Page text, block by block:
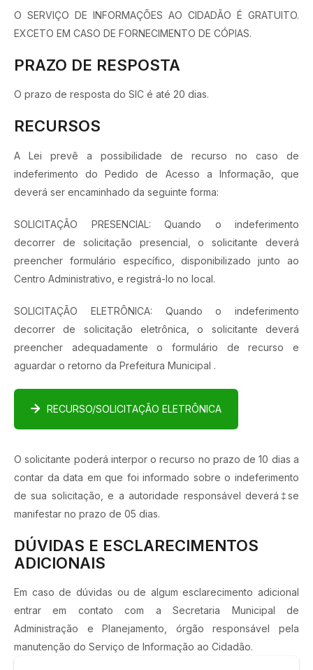
O SERVIÇO DE INFORMAÇÕES AO CIDADÃO É GRATUITO.
EXCETO EM CASO DE FORNECIMENTO DE CÓPIAS.
PRAZO DE RESPOSTA
O prazo de resposta do SIC é até 20 dias.
RECURSOS
A Lei prevê a possibilidade de recurso no caso de
indeferimento do Pedido de Acesso a Informação, que
deverá ser encaminhado da seguinte forma:
SOLICITAÇÃO PRESENCIAL: Quando o indeferimento
decorrer de solicitação presencial, o solicitante deverá
preencher formulário específico, disponibilizado junto ao
Centro Administrativo, e registrá-lo no local.
SOLICITAÇÃO ELETRÔNICA: Quando o indeferimento
decorrer de solicitação eletrônica, o solicitante deverá
preencher adequadamente o formulário de recurso e
aguardar o retorno da Prefeitura Municipal .
RECURSO/SOLICITAÇÃO ELETRÔNICA
O solicitante poderá interpor o recurso no prazo de 10 dias a
contar da data em que foi informado sobre o indeferimento
de sua solicitação, e a autoridade responsável deverá‡se
manifestar no prazo de 05 dias.
DÚVIDAS E ESCLARECIMENTOS
ADICIONAIS
Em caso de dúvidas ou de algum esclarecimento adicional
entrar em contato com a Secretaria Municipal de
Administração e Planejamento, órgão responsável pela
manutenção do Serviço de Informação ao Cidadão.